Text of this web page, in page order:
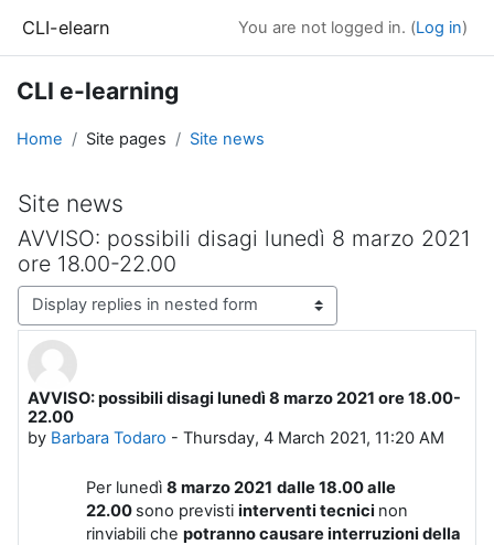
CLI-elearn You are not logged in. (Log in)
CLI e-learning
Home Site pages Site news
Site news
AVVISO: possibili disagi lunedì 8 marzo 2021
ore 18.00-22.00
Display mode
AVVISO: possibili disagi lunedì 8 marzo 2021 ore 18.00-
22.00
by Barbara Todaro - Thursday, 4 March 2021, 11:20 AM
Number of replies: 0
Per lunedì 8 marzo 2021 dalle 18.00 alle
22.00 sono previsti interventi tecnici non
rinviabili che potranno causare interruzioni della